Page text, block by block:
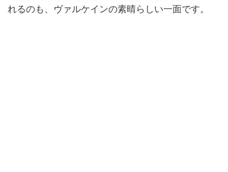
れるのも、ヴァルケインの素晴らしい一面です。